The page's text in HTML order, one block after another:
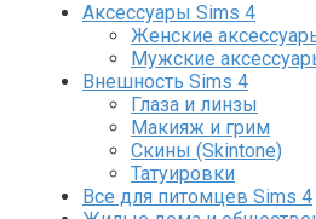
Аксессуары Sims 4
Женские
Мужские
Внешность Sims 4
Глаза и линзы
Макияж и грим
Скины (Skintone)
Татуировки
Все для питомцев Sims 4